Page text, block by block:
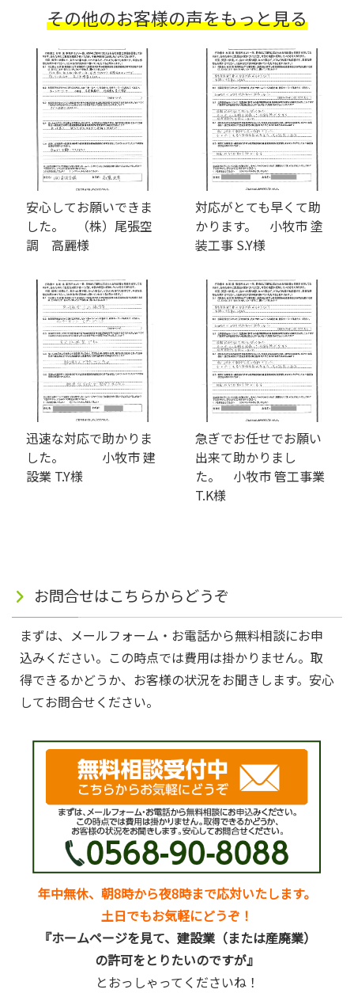
その他のお客様の声をもっと見る
安心してお願いできま
した。 （株）尾張空
調 高麗様
対応がとても早くて助
かります。 小牧市 塗
装工事 S.Y様
迅速な対応で助かりま
した。 小牧市 建
設業 T.Y様
急ぎでお任せでお願い
出来て助かりまし
た。 小牧市 管工事業
T.K様
お問合せはこちらからどうぞ
まずは、メールフォーム・お電話から無料相談にお申
込みください。この時点では費用は掛かりません。取
得できるかどうか、お客様の状況をお聞きします。安心
してお問合せください。
年中無休、朝8時から夜8時まで応対いたします。
土日でもお気軽にどうぞ！
『ホームページを見て、建設業（または産廃業）
の許可をとりたいのですが』
とおっしゃってくださいね！